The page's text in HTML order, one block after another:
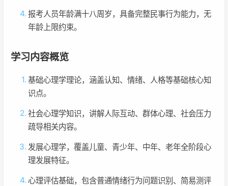
报考人员年龄满十八周岁，具备完整民事行为能力，无
年龄上限约束。
学习内容概览
基础心理学理论，涵盖认知、情绪、人格等基础核心知
识点。
社会心理学知识，讲解人际互动、群体心理、社会压力
疏导相关内容。
发展心理学，覆盖儿童、青少年、中年、老年全阶段心
理发展特征。
心理评估基础，包含普通情绪行为问题识别、简易测评